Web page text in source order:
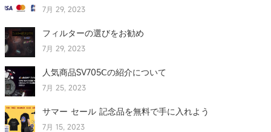
7月 29, 2023
フィルターの選びをお勧め
7月 29, 2023
人気商品SV705Ⅽの紹介について
7月 25, 2023
サマー セール 記念品を無料で手に入れよう
7月 15, 2023